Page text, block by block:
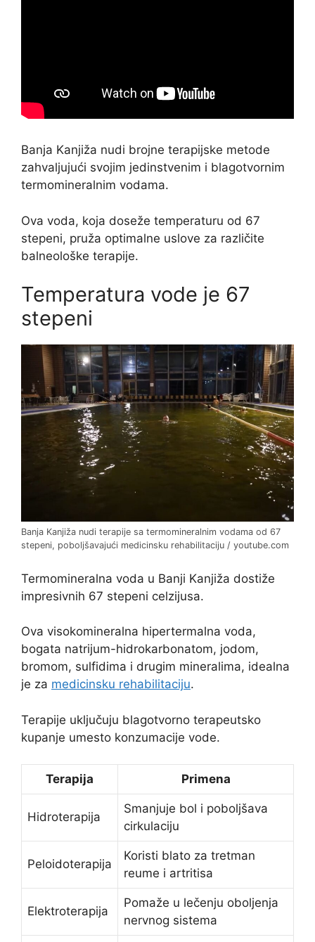
Banja Kanjiža nudi brojne terapijske metode
zahvaljujući svojim jedinstvenim i blagotvornim
termomineralnim vodama.
Ova voda, koja doseže temperaturu od 67
stepeni, pruža optimalne uslove za različite
balneološke terapije.
Temperatura vode je 67
stepeni
Banja Kanjiža nudi terapije sa termomineralnim vodama od 67
stepeni, poboljšavajući medicinsku rehabilitaciju / youtube.com
Termomineralna voda u Banji Kanjiža dostiže
impresivnih 67 stepeni celzijusa.
Ova visokomineralna hipertermalna voda,
bogata natrijum-hidrokarbonatom, jodom,
bromom, sulfidima i drugim mineralima, idealna
je za medicinsku rehabilitaciju.
Terapije uključuju blagotvorno terapeutsko
kupanje umesto konzumacije vode.
Terapija Primena
Hidroterapija
Smanjuje bol i poboljšava
cirkulaciju
Peloidoterapija
Koristi blato za tretman
reume i artritisa
Elektroterapija
Pomaže u lečenju oboljenja
nervnog sistema